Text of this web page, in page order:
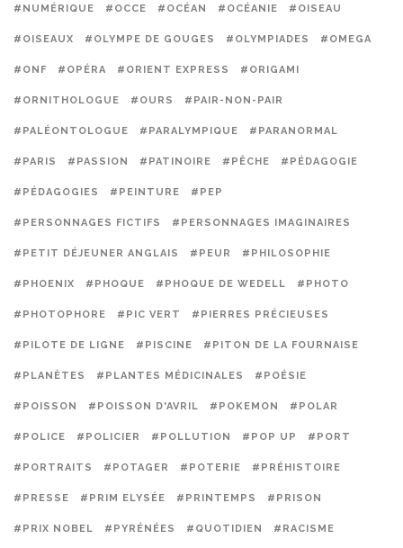
#NUMÉRIQUE #OCCE #OCÉAN #OCÉANIE #OISEAU
#OISEAUX #OLYMPE DE GOUGES #OLYMPIADES #OMEGA
#ONF #OPÉRA #ORIENT EXPRESS #ORIGAMI
#ORNITHOLOGUE #OURS #PAIR-NON-PAIR
#PALÉONTOLOGUE #PARALYMPIQUE #PARANORMAL
#PARIS #PASSION #PATINOIRE #PÊCHE #PÉDAGOGIE
#PÉDAGOGIES #PEINTURE #PEP
#PERSONNAGES FICTIFS #PERSONNAGES IMAGINAIRES
#PETIT DÉJEUNER ANGLAIS #PEUR #PHILOSOPHIE
#PHOENIX #PHOQUE #PHOQUE DE WEDELL #PHOTO
#PHOTOPHORE #PIC VERT #PIERRES PRÉCIEUSES
#PILOTE DE LIGNE #PISCINE #PITON DE LA FOURNAISE
#PLANÈTES #PLANTES MÉDICINALES #POÉSIE
#POISSON #POISSON D'AVRIL #POKEMON #POLAR
#POLICE #POLICIER #POLLUTION #POP UP #PORT
#PORTRAITS #POTAGER #POTERIE #PRÉHISTOIRE
#PRESSE #PRIM ELYSÉE #PRINTEMPS #PRISON
#PRIX NOBEL #PYRÉNÉES #QUOTIDIEN #RACISME